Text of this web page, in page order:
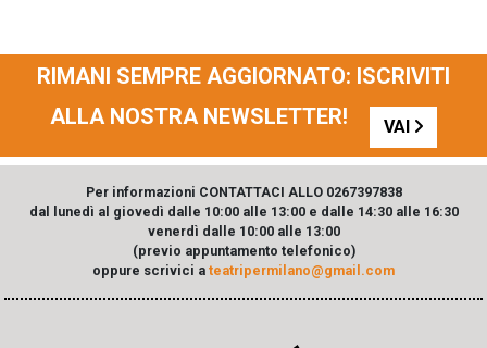
RIMANI SEMPRE AGGIORNATO: ISCRIVITI
ALLA NOSTRA NEWSLETTER!
VAI
Per informazioni CONTATTACI ALLO 0267397838
dal lunedì al giovedì dalle 10:00 alle 13:00 e dalle 14:30 alle 16:30
venerdì dalle 10:00 alle 13:00
(previo appuntamento telefonico)
oppure scrivici a teatripermilano@gmail.com